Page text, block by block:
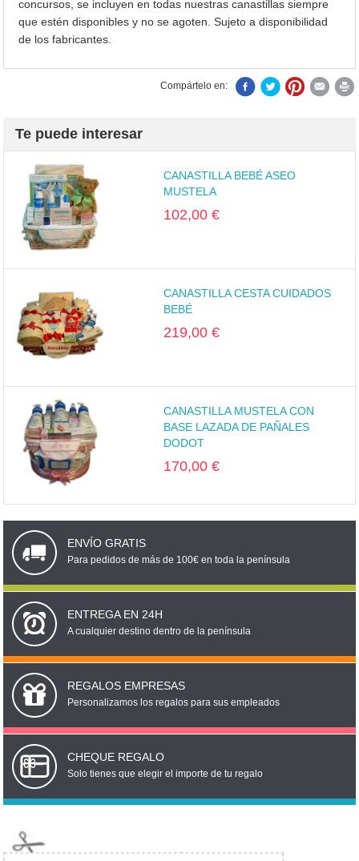
concursos, se incluyen en todas nuestras canastillas siempre
que estén disponibles y no se agoten. Sujeto a disponibilidad
de los fabricantes.
Compártelo en:
Te puede interesar
CANASTILLA BEBÉ ASEO
MUSTELA
102,00 €
CANASTILLA CESTA CUIDADOS
BEBÉ
219,00 €
CANASTILLA MUSTELA CON
BASE LAZADA DE PAÑALES
DODOT
170,00 €
ENVÍO GRATIS
Para pedidos de más de 100€ en toda la península
ENTREGA EN 24H
A cualquier destino dentro de la península
REGALOS EMPRESAS
Personalizamos los regalos para sus empleados
CHEQUE REGALO
Solo tienes que elegir el importe de tu regalo